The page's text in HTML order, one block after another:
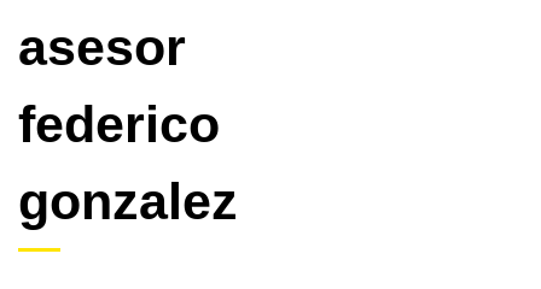
asesor
federico
gonzalez